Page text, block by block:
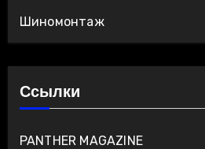
Шиномонтаж
Ссылки
PANTHER MAGAZINE